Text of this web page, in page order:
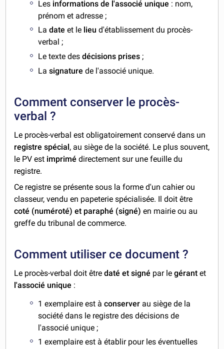
Les informations de l'associé unique : nom,
prénom et adresse ;
Ladate et le lieu d'établissement du procès-
verbal ;
Le texte desdécisions prises ;
Lasignature de l'associé unique.
Comment conserver le procès-
verbal ?
Le procès-verbal est obligatoirement conservé dans un
registre spécial, au siège de la société. Le plus souvent,
le PV est imprimédirectement sur une feuille du
registre.
Ce registre se présente sous la forme d'un cahier ou
classeur, vendu en papeterie spécialisée. Il doit être
coté (numéroté) et paraphé (signé) en mairie ou au
greffe du tribunal de commerce.
Comment utiliser ce document ?
Le procès-verbal doit êtredaté et signé par legérantet
l'associé unique :
1 exemplaire est àconserver au siège de la
société dans le registre des décisions de
l'associé unique ;
1 exemplaire est à établir pour les éventuelles